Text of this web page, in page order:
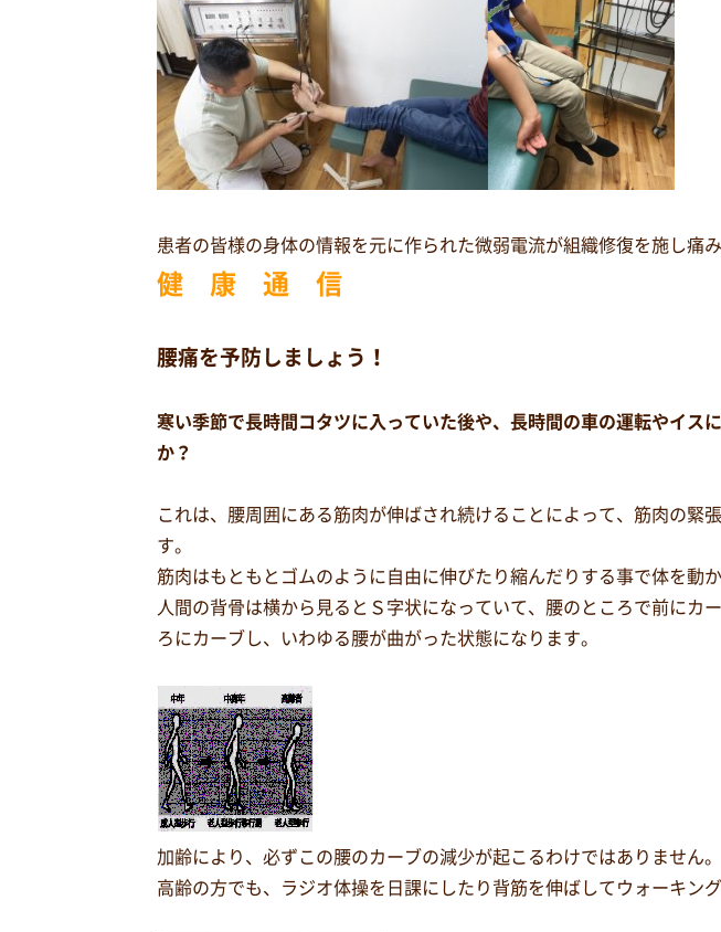
患者の皆様の身体の情報を元に作られた微弱電流が組織修復を施し痛
健 康 通 信
腰痛を予防しましょう！
寒い季節で長時間コタツに入っていた後や、長時間の車の運転やイス
か？
これは、腰周囲にある筋肉が伸ばされ続けることによって、筋肉の
す。
筋肉はもともとゴムのように自由に伸びたり縮んだりする事で体を動
人間の背骨は横から見るとＳ字状になっていて、腰のところで前に
ろにカーブし、いわゆる腰が曲がった状態になります。
加齢により、必ずこの腰のカーブの減少が起こるわけではありません。
高齢の方でも、ラジオ体操を日課にしたり背筋を伸ばしてウォーキン